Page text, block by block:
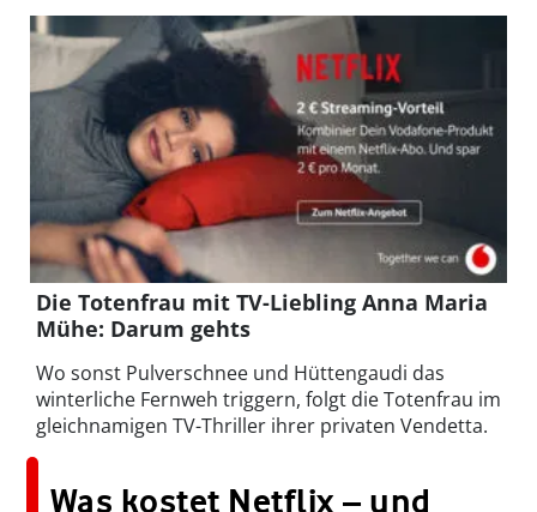
Die Totenfrau mit TV-Liebling Anna Maria
Mühe: Darum gehts
Wo sonst Pulverschnee und Hüttengaudi das
winterliche Fernweh triggern, folgt die Totenfrau im
gleichnamigen TV-Thriller ihrer privaten Vendetta.
Was kostet Netflix – und